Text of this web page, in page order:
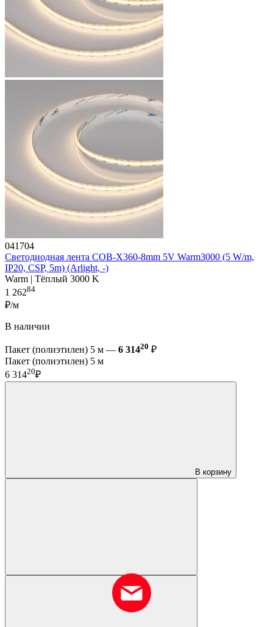
041704
Светодиодная лента COB-X360-8mm 5V Warm3000 (5 W/m,
IP20, CSP, 5m) (Arlight, -)
Warm | Тёплый 3000 K
1 26284
₽/м
В наличии
Пакет (полиэтилен) 5 м — 6 31420 ₽
Пакет (полиэтилен) 5 м
6 31420₽
В корзину